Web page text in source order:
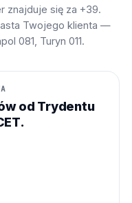
znajduje się za +39.
Twojego klienta —
081, Turyn 011.
od Trydentu